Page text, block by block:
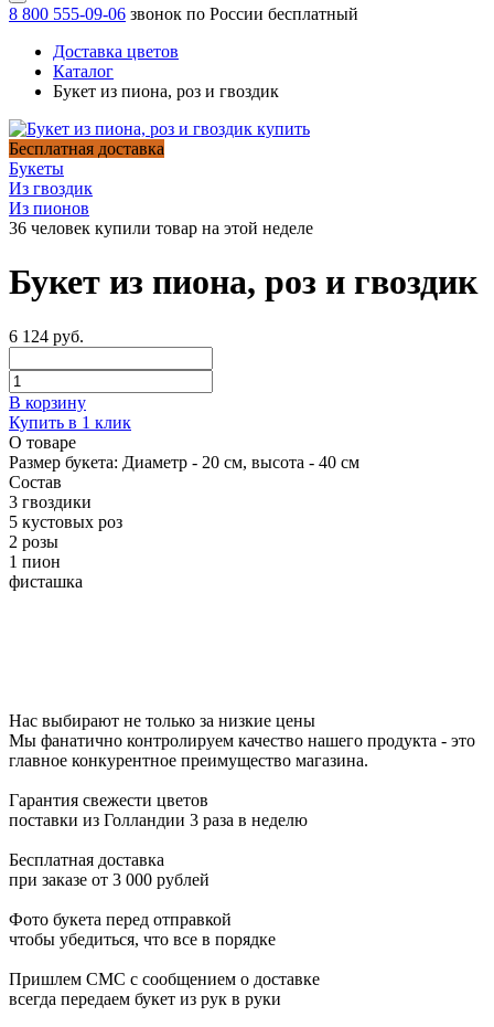
8 800 555-09-06 звонок по России бесплатный
Доставка цветов
Каталог
Букет из пиона, роз и гвоздик
Бесплатная доставка
Букеты
Из гвоздик
Из пионов
36 человек купили товар на этой неделе
Букет из пиона, роз и гвоздик
6 124 руб.
В корзину
Купить в 1 клик
О товаре
Размер букета: Диаметр - 20 см, высота - 40 см
Состав
3 гвоздики
5 кустовых роз
2 розы
1 пион
фисташка
Нас выбирают не только за низкие цены
Мы фанатично контролируем качество нашего продукта - это
главное конкурентное преимущество магазина.
Гарантия свежести цветов
поставки из Голландии 3 раза в неделю
Бесплатная доставка
при заказе от 3 000 рублей
Фото букета перед отправкой
чтобы убедиться, что все в порядке
Пришлем СМС с сообщением о доставке
всегда передаем букет из рук в руки